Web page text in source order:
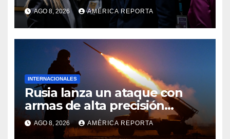
Italia tras el rechazo de Roma
a retirar las restricciones
AGO 8, 2026 AMÉRICA REPORTA
INTERNACIONALES
Rusia lanza un ataque con
armas de alta precisión
contra la industria militar en
Kiev
AGO 8, 2026 AMÉRICA REPORTA